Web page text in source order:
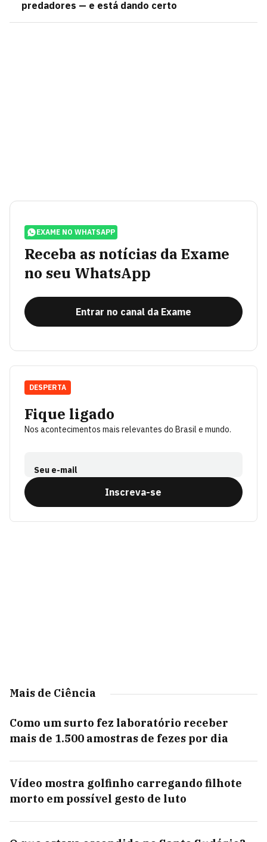
predadores — e está dando certo
EXAME NO WHATSAPP
Receba as notícias da Exame
no seu WhatsApp
Entrar no canal da Exame
Fique ligado
Nos acontecimentos mais relevantes do Brasil e mundo.
Seu e-mail
Inscreva-se
DESPERTA
Mais de Ciência
Como um surto fez laboratório receber
mais de 1.500 amostras de fezes por dia
Vídeo mostra golfinho carregando filhote
morto em possível gesto de luto